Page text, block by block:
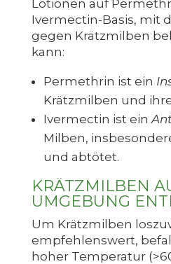
Lotionen auf
Ivermectin-Basis, mit
gegen Krätzmilben
kann:
Permethrin ist ein
Krätzmilben und
Ivermectin ist ein
Milben,
und abtötet.
KRÄTZMILBEN
UMGEBUNG
Um Krätzmilben
empfehlenswert,
hoher Temperatur